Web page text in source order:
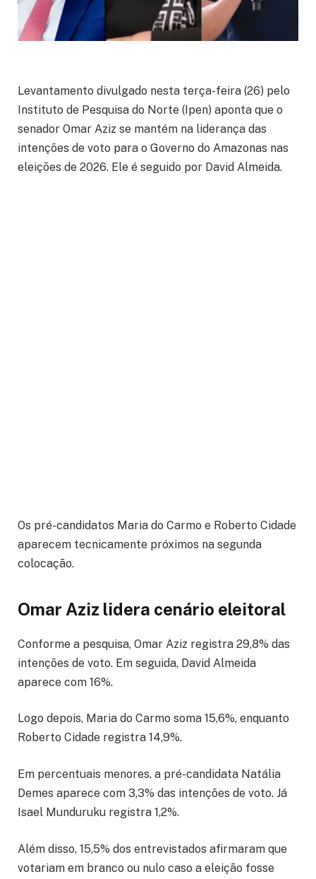
Levantamento divulgado nesta terça-feira (26) pelo
Instituto de Pesquisa do Norte (Ipen) aponta que o
senador Omar Aziz se mantém na liderança das
intenções de voto para o Governo do Amazonas nas
eleições de 2026. Ele é seguido por David Almeida.
Os pré-candidatos Maria do Carmo e Roberto Cidade
aparecem tecnicamente próximos na segunda
colocação.
Omar Aziz lidera cenário eleitoral
Conforme a pesquisa, Omar Aziz registra 29,8% das
intenções de voto. Em seguida, David Almeida
aparece com 16%.
Logo depois, Maria do Carmo soma 15,6%, enquanto
Roberto Cidade registra 14,9%.
Em percentuais menores, a pré-candidata Natália
Demes aparece com 3,3% das intenções de voto. Já
Isael Munduruku registra 1,2%.
Além disso, 15,5% dos entrevistados afirmaram que
votariam em branco ou nulo caso a eleição fosse